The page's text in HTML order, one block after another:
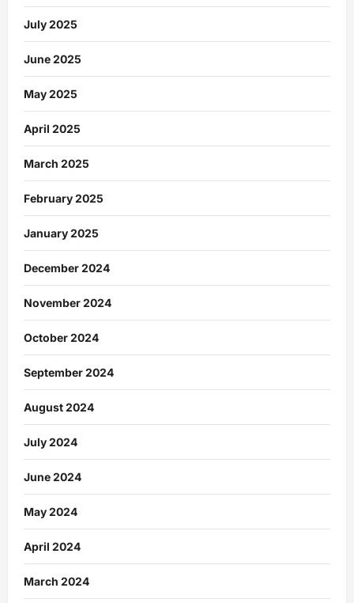
July 2025
June 2025
May 2025
April 2025
March 2025
February 2025
January 2025
December 2024
November 2024
October 2024
September 2024
August 2024
July 2024
June 2024
May 2024
April 2024
March 2024